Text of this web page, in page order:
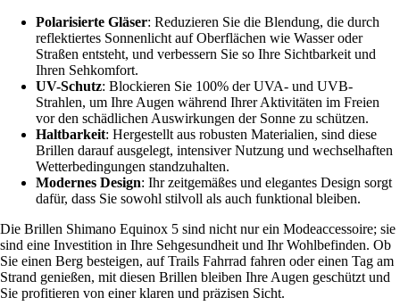
Polarisierte Gläser: Reduzieren Sie die Blendung, die durch
reflektiertes Sonnenlicht auf Oberflächen wie Wasser oder
Straßen entsteht, und verbessern Sie so Ihre Sichtbarkeit und
Ihren Sehkomfort.
UV-Schutz: Blockieren Sie 100% der UVA- und UVB-
Strahlen, um Ihre Augen während Ihrer Aktivitäten im Freien
vor den schädlichen Auswirkungen der Sonne zu schützen.
Haltbarkeit: Hergestellt aus robusten Materialien, sind diese
Brillen darauf ausgelegt, intensiver Nutzung und wechselhaften
Wetterbedingungen standzuhalten.
Modernes Design: Ihr zeitgemäßes und elegantes Design sorgt
dafür, dass Sie sowohl stilvoll als auch funktional bleiben.
Die Brillen Shimano Equinox 5 sind nicht nur ein Modeaccessoire; sie
sind eine Investition in Ihre Sehgesundheit und Ihr Wohlbefinden. Ob
Sie einen Berg besteigen, auf Trails Fahrrad fahren oder einen Tag am
Strand genießen, mit diesen Brillen bleiben Ihre Augen geschützt und
Sie profitieren von einer klaren und präzisen Sicht.